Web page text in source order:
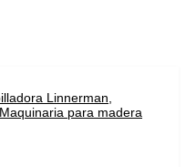
Linnerman
Maquinaria para madera